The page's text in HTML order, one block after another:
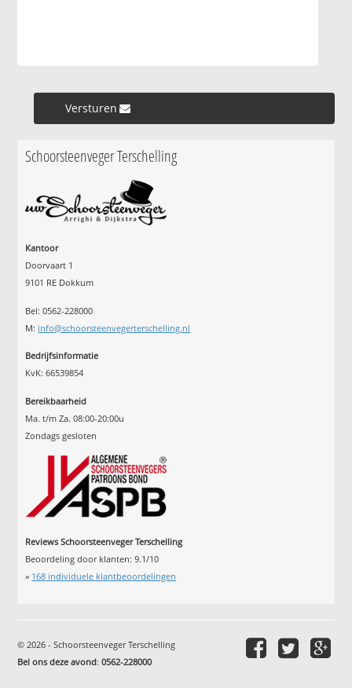
Versturen »
Schoorsteenveger Terschelling
Kantoor
Doorvaart 1
9101 RE Dokkum
Bel: 0562-228000
M: info@schoorsteenvegerterschelling.nl
Bedrijfsinformatie
KvK: 66539854
Bereikbaarheid
Ma. t/m Za. 08:00-20:00u
Zondags gesloten
Reviews Schoorsteenveger Terschelling
Beoordeling door klanten:9.1/10
» 168 individuele klantbeoordelingen
© 2026 - Schoorsteenveger Terschelling
Bel ons deze avond:0562-228000